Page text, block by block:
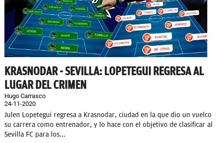
KRASNODAR - SEVILLA: LOPETEGUI REGRESA AL
LUGAR DEL CRIMEN
Hugo Carrasco
24-11-2020
Julen Lopetegui regresa a Krasnodar, ciudad en la que dio un vuelco
su carrera como entrenador, y lo hace con el objetivo de clasificar al
Sevilla FC para los...